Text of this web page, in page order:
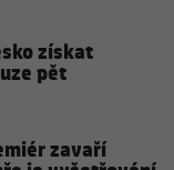
získat
pět
zavaří